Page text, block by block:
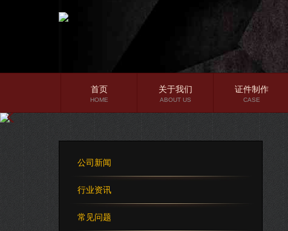
首页
HOME
关于我们
ABOUT US
证件制作
CASE
公司新闻
行业资讯
常见问题